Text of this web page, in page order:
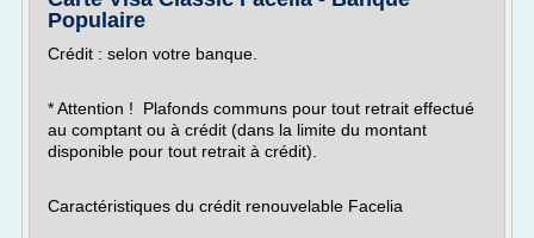
Populaire
Crédit : selon votre banque.
* Attention ! Plafonds communs pour tout retrait effectué
au comptant ou à crédit (dans la limite du montant
disponible pour tout retrait à crédit).
Caractéristiques du crédit renouvelable Facelia